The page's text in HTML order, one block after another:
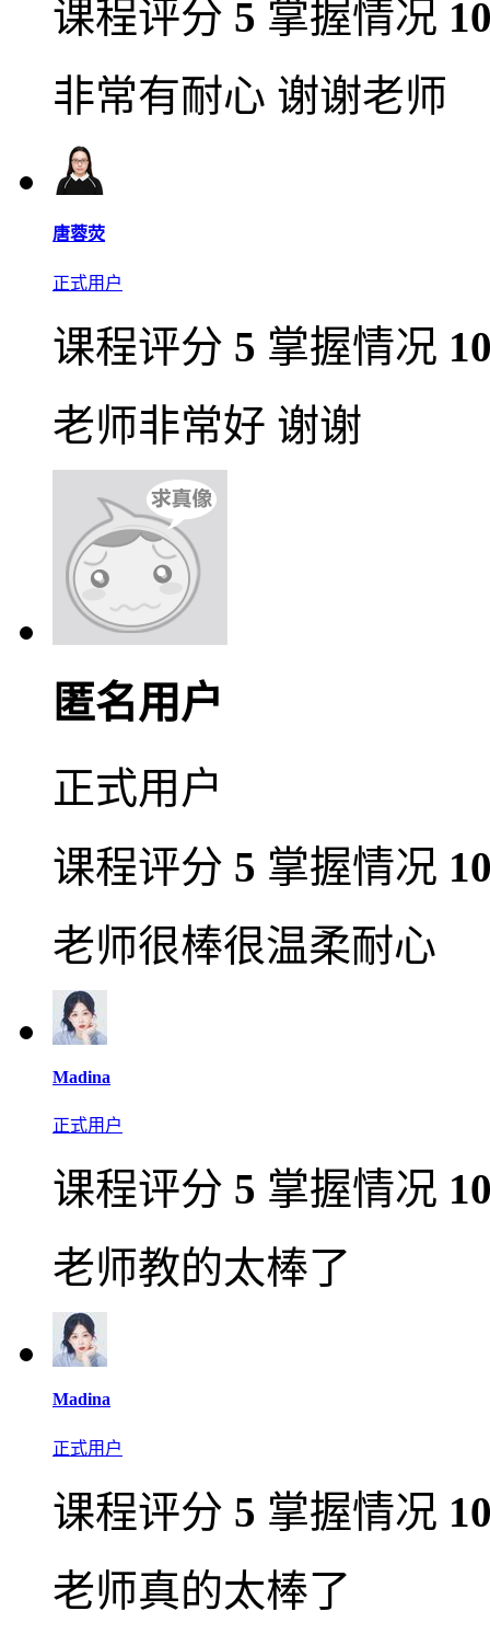
课程评分 5 掌握情况
非常有耐心 谢谢老师
唐蓉荧
正式用户
课程评分 5 掌握情况
老师非常好 谢谢
匿名用户
正式用户
课程评分 5 掌握情况
老师很棒很温柔耐心
Madina
正式用户
课程评分 5 掌握情况
老师教的太棒了
Madina
正式用户
课程评分 5 掌握情况
老师真的太棒了